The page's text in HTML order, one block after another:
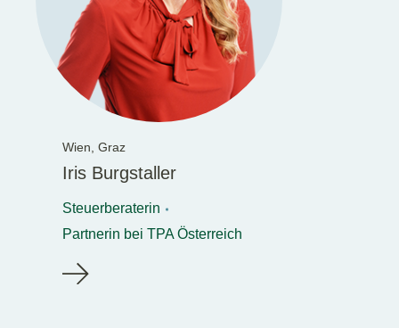
Wien, Graz
Iris Burgstaller
Steuerberaterin
Partnerin bei TPA Österreich